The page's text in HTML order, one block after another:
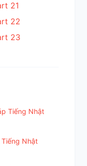
21
22
23
Tiếng Nhật
Tiếng Nhật